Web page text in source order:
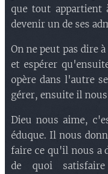
que tout appartient
devenir un de ses
On ne peut pas dire
et espérer
opère dans l'autre
gérer, ensuite il
Dieu nous aime,
éduque. Il nous
faire ce qu'il nous a
de quoi